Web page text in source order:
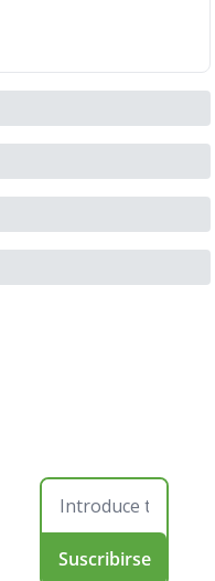
Suscribirse